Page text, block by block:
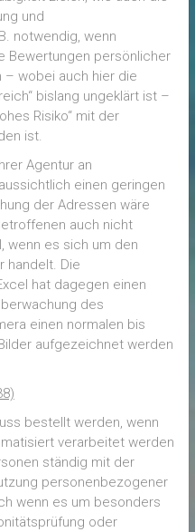
und
notwendig, wenn
Bewertungen persönlicher
wobei auch hier die
bislang ungeklärt ist –
Risiko“ mit der
ist.
Agentur an
einen geringen
der Adressen wäre
auch nicht
wenn es sich um den
handelt. Die
hat dagegen einen
des
einen normalen bis
aufgezeichnet werden
bestellt werden, wenn
verarbeitet werden
ständig mit der
personenbezogener
wenn es um besonders
oder